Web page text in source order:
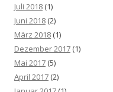
Juli 2018 (1)
Juni 2018 (2)
März 2018 (1)
Dezember 2017 (1)
Mai 2017 (5)
April 2017 (2)